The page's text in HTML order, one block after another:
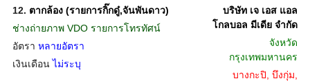
12. ตากล้อง (รายการกิ๊กดู๋,จันพันดาว)
ช่างถ่ายภาพ VDO รายการโทรทัศน์
อัตรา หลายอัตรา
เงินเดือนไม่ระบุ
บริษัท เจ เอส แอล
โกลบอล มีเดีย จำกัด
จังหวัด
กรุงเทพมหานคร
บางกะปิ, บึงกุ่ม,